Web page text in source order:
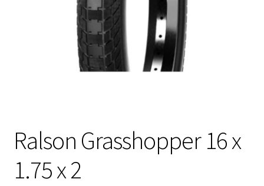
Ralson Grasshopper 16 x
1.75 x 2